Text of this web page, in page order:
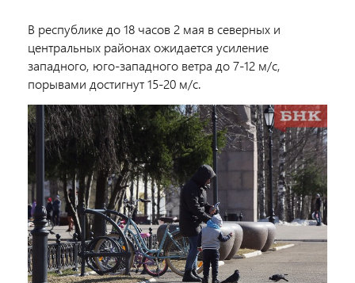
В республике до 18 часов 2 мая в северных и
центральных районах ожидается усиление
западного, юго-западного ветра до 7-12 м/с,
порывами достигнут 15-20 м/с.